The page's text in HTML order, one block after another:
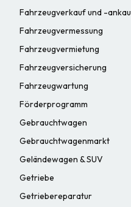
Fahrzeugverkauf und -
Fahrzeugvermessung
Fahrzeugvermietung
Fahrzeugversicherung
Fahrzeugwartung
Förderprogramm
Gebrauchtwagen
Gebrauchtwagenmarkt
Geländewagen & SUV
Getriebe
Getriebereparatur